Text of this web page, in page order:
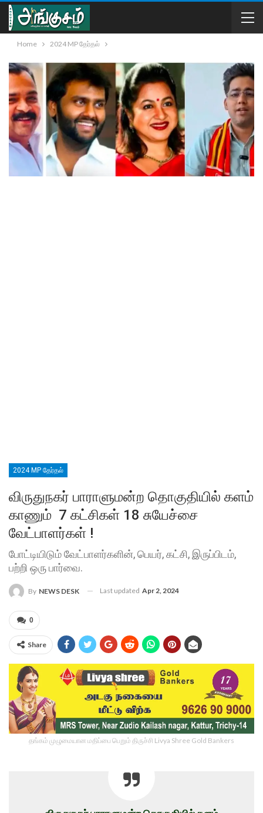
Home 2024 MP தேர்தல்
2024 MP தேர்தல்
விருதுநகர் பாராளுமன்ற தொகுதியில் களம்
காணும் 7 கட்சிகள் 18 சுயேச்சை
வேட்பாளர்கள் !
போட்டியிடும் வேட்பாளர்களின், பெயர், கட்சி, இருப்பிடம்,
பற்றி ஒரு பார்வை.
By NEWS DESK Last updated Apr 2, 2024
0
Share
தங்கம் முழுமையான மதிப்பை பெறும் திருச்சி Livya Shree Gold Bankers